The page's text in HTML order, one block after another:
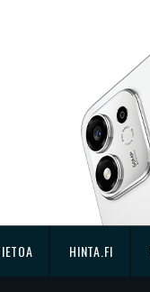
HINTA.FI